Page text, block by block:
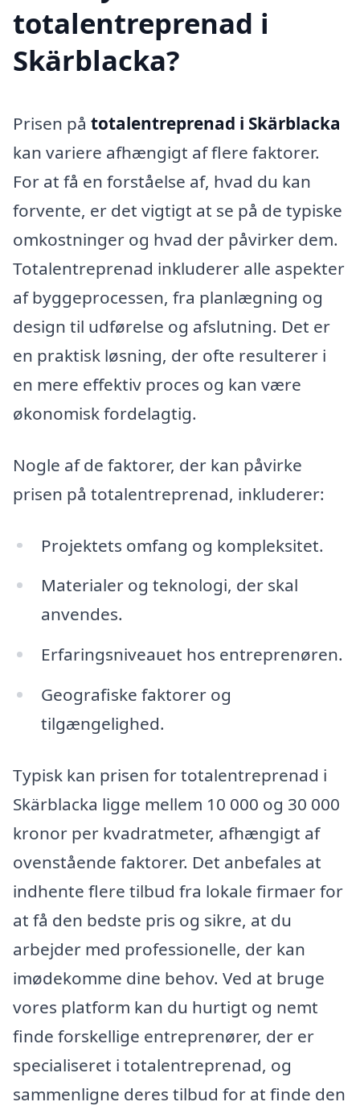
totalentreprenad i
Skärblacka?
Prisen på totalentreprenad i Skärblacka
kan variere afhængigt af flere faktorer.
For at få en forståelse af, hvad du kan
forvente, er det vigtigt at se på de typiske
omkostninger og hvad der påvirker dem.
Totalentreprenad inkluderer alle aspekter
af byggeprocessen, fra planlægning og
design til udførelse og afslutning. Det er
en praktisk løsning, der ofte resulterer i
en mere effektiv proces og kan være
økonomisk fordelagtig.
Nogle af de faktorer, der kan påvirke
prisen på totalentreprenad, inkluderer:
Projektets omfang og kompleksitet.
Materialer og teknologi, der skal
anvendes.
Erfaringsniveauet hos entreprenøren.
Geografiske faktorer og
tilgængelighed.
Typisk kan prisen for totalentreprenad i
Skärblacka ligge mellem 10 000 og 30 000
kronor per kvadratmeter, afhængigt af
ovenstående faktorer. Det anbefales at
indhente flere tilbud fra lokale firmaer for
at få den bedste pris og sikre, at du
arbejder med professionelle, der kan
imødekomme dine behov. Ved at bruge
vores platform kan du hurtigt og nemt
finde forskellige entreprenører, der er
specialiseret i totalentreprenad, og
sammenligne deres tilbud for at finde den